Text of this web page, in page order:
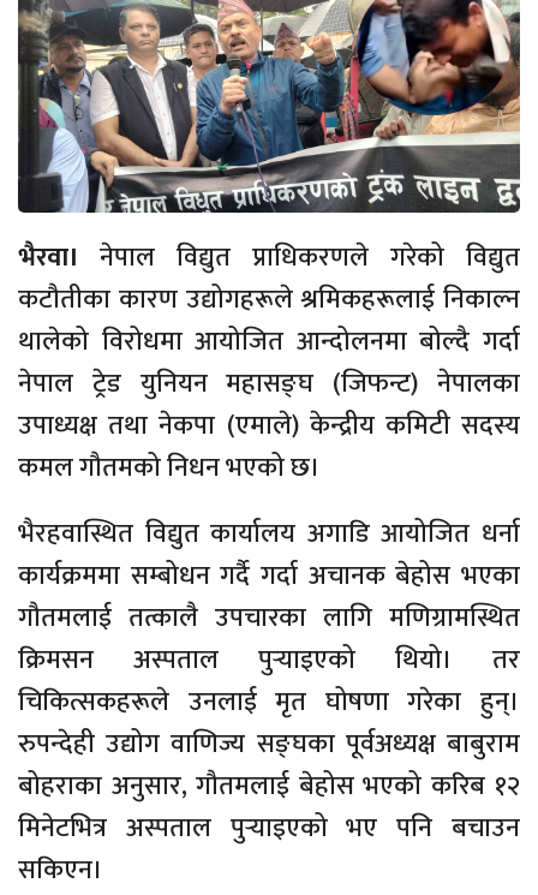
भैरवा। नेपाल विद्युत प्राधिकरणले गरेको विद्युत
कटौतीका कारण उद्योगहरूले श्रमिकहरूलाई निकाल्न
थालेको विरोधमा आयोजित आन्दोलनमा बोल्दै गर्दा
नेपाल ट्रेड युनियन महासङ्घ (जिफन्ट) नेपालका
उपाध्यक्ष तथा नेकपा (एमाले) केन्द्रीय कमिटी सदस्य
कमल गौतमको निधन भएको छ।
भैरहवास्थित विद्युत कार्यालय अगाडि आयोजित धर्ना
कार्यक्रममा सम्बोधन गर्दै गर्दा अचानक बेहोस भएका
गौतमलाई तत्कालै उपचारका लागि मणिग्रामस्थित
क्रिमसन अस्पताल पुर्‍याइएको थियो। तर
चिकित्सकहरूले उनलाई मृत घोषणा गरेका हुन्।
रुपन्देही उद्योग वाणिज्य सङ्घका पूर्वअध्यक्ष बाबुराम
बोहराका अनुसार, गौतमलाई बेहोस भएको करिब १२
मिनेटभित्र अस्पताल पुर्‍याइएको भए पनि बचाउन
सकिएन।